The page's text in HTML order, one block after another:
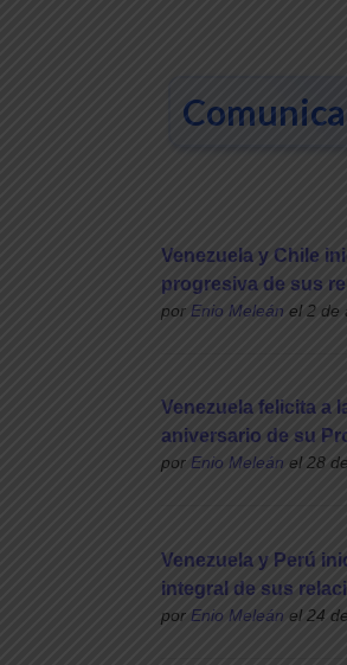
Venezuela y Chile
progresiva de sus
por Enio Meleán el 2 de
Venezuela felicita a
aniversario de su
por Enio Meleán el 28
Venezuela y Perú
integral de sus
por Enio Meleán el 24